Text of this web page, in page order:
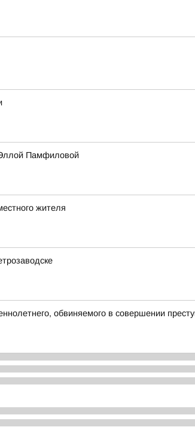
Памфиловой
жителя
обвиняемого в совершении